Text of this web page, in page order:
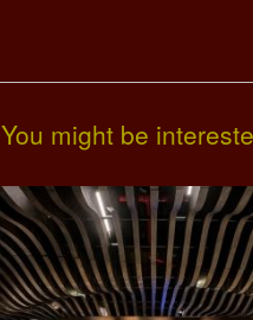
You might be